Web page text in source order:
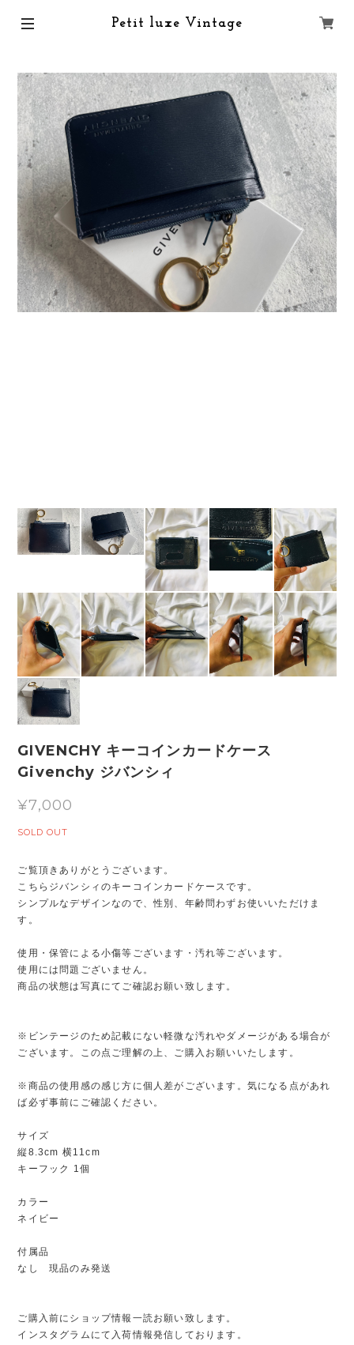
Petit luxe Vintage
GIVENCHY キーコインカードケース
Givenchy ジバンシィ
¥7,000
SOLD OUT
ご覧頂きありがとうございます。
こちらジバンシィのキーコインカードケースです。
シンプルなデザインなので、性別、年齢問わずお使いいただけま
す。
使用・保管による小傷等ございます・汚れ等ございます。
使用には問題ございません。
商品の状態は写真にてご確認お願い致します。
※ビンテージのため記載にない軽微な汚れやダメージがある場合が
ございます。この点ご理解の上、ご購入お願いいたします。
※商品の使用感の感じ方に個人差がございます。気になる点があれ
ば必ず事前にご確認ください。
サイズ
縦8.3cm 横11cm
キーフック 1個
カラー
ネイビー
付属品
なし 現品のみ発送
ご購入前にショップ情報一読お願い致します。
インスタグラムにて入荷情報発信しております。